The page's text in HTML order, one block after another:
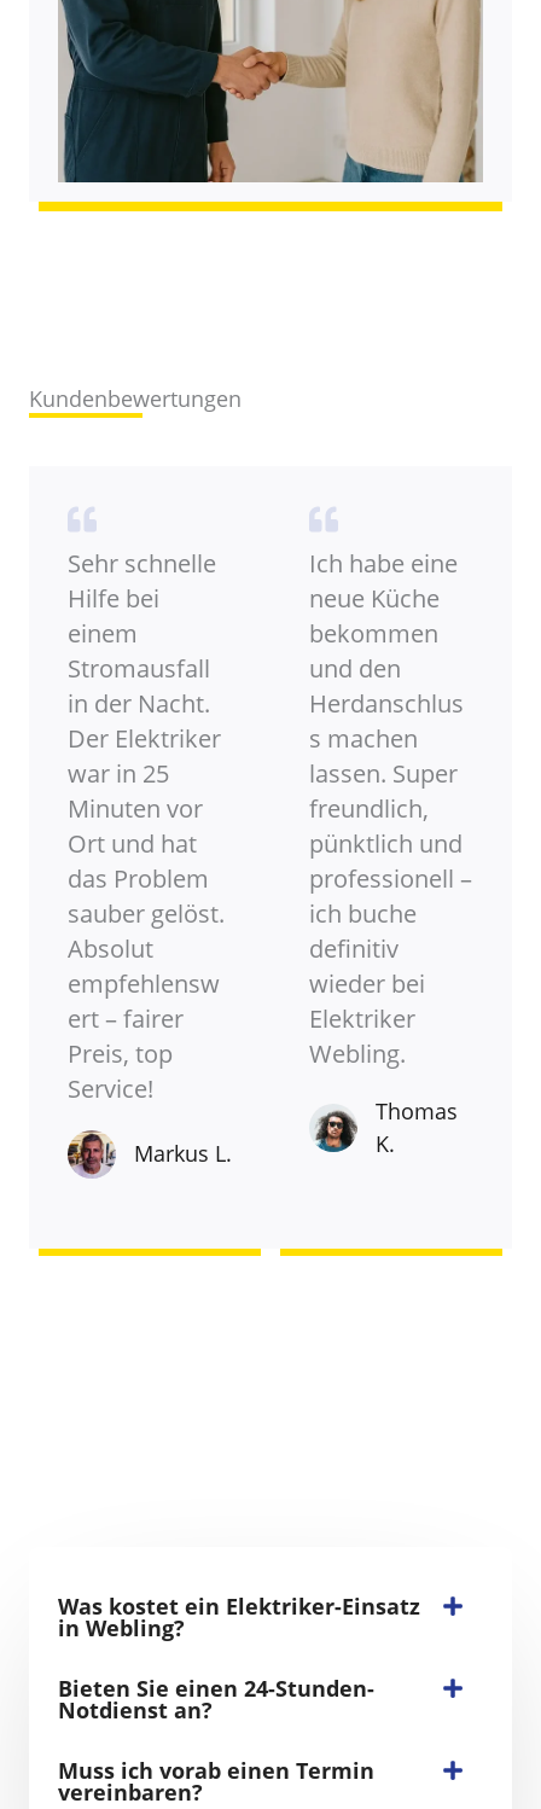
Kundenbewertungen
Sehr schnelle
Hilfe bei
einem
Stromausfall
in der Nacht.
Der Elektriker
war in 25
Minuten vor
Ort und hat
das Problem
sauber gelöst.
Absolut
empfehlensw
ert – fairer
Preis, top
Service!
Markus L.
Ich habe eine
neue Küche
bekommen
und den
Herdanschlus
s machen
lassen. Super
freundlich,
pünktlich und
professionell –
ich buche
definitiv
wieder bei
Elektriker
Webling.
Thomas
K.
Was kostet ein Elektriker-Einsatz
in Webling?
Bieten Sie einen 24-Stunden-
Notdienst an?
Muss ich vorab einen Termin
vereinbaren?